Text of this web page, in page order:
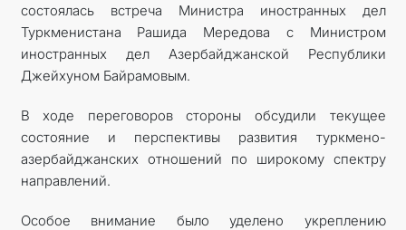
состоялась встреча Министра иностранных дел
Туркменистана Рашида Мередова с Министром
иностранных дел Азербайджанской Республики
Джейхуном Байрамовым.
В ходе переговоров стороны обсудили текущее
состояние и перспективы развития туркмено-
азербайджанских отношений по широкому спектру
направлений.
Особое внимание было уделено укреплению